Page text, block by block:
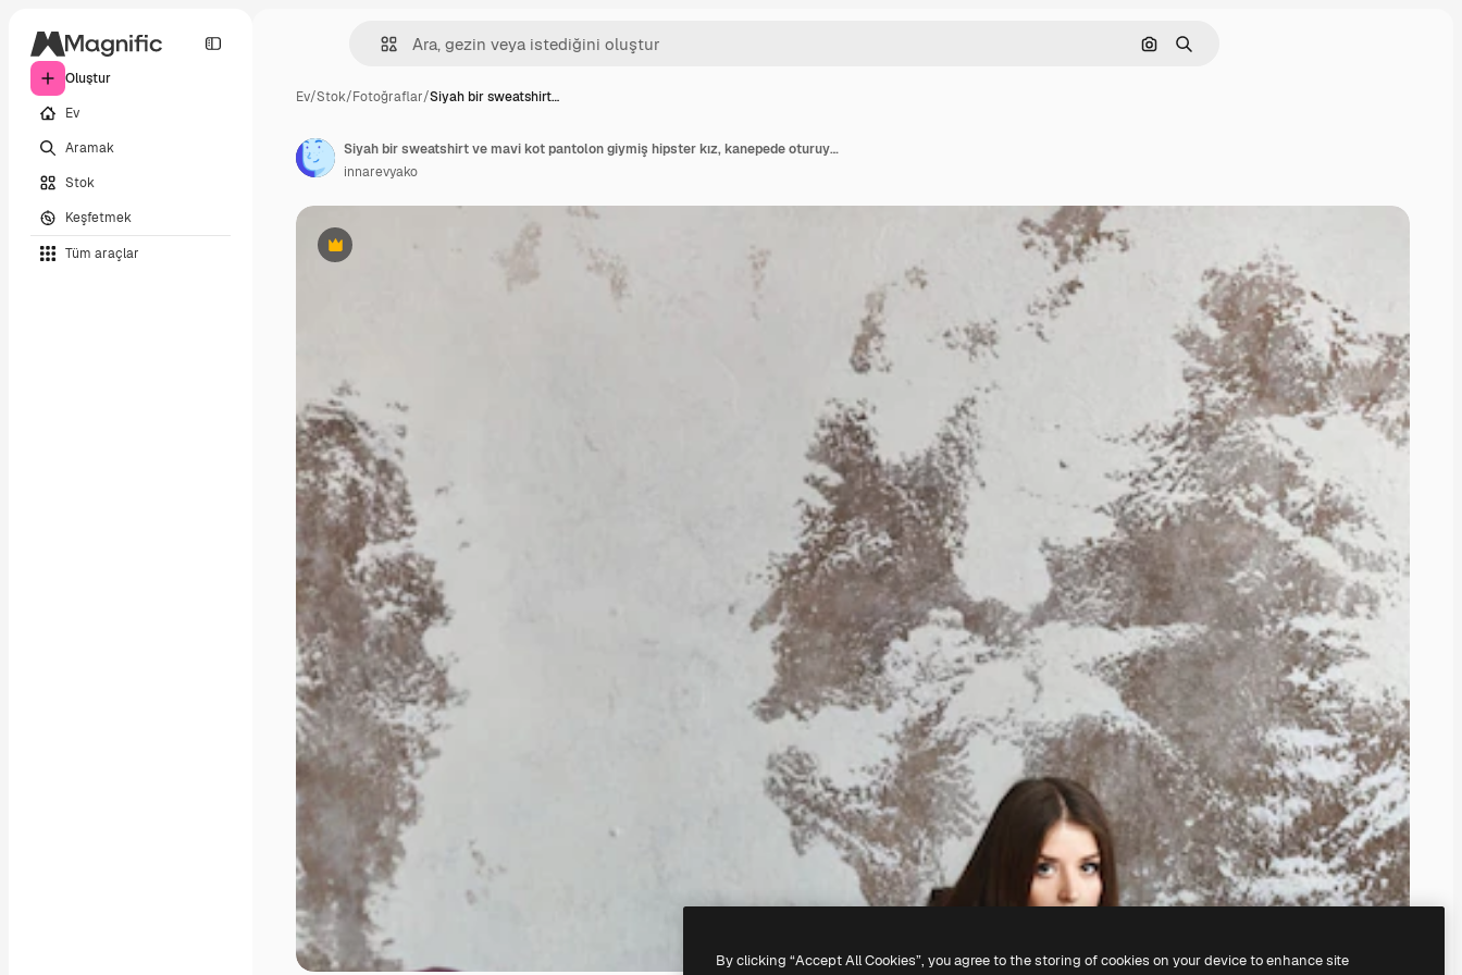
Oluştur
Ev
Aramak
Stok
Keşfetmek
Tüm araçlar
Görüntüyle ara
Aramak
Ev/Stok/Fotoğraflar/Siyah bir sweatshirt…
Premium
Siyah bir sweatshirt ve mavi kot pantolon giymiş hipster kız, kanepede oturuyor ve içeride kameraya bakıyor. İç mekanda gündelik giyimde genç bir kadın
innarevyako
By clicking “Accept All Cookies”, you agree to the storing of cookies on your device to enhance site